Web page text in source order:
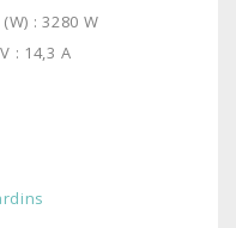
: 3280 W
: 14,3 A